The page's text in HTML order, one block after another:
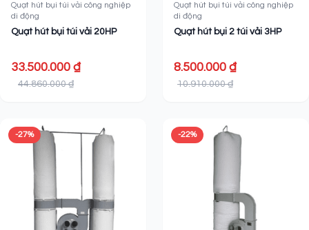
Quạt hút bụi túi vải công nghiệp
di động
Quạt hút bụi túi vải 20HP
33.500.000 ₫
44.860.000 ₫
Quạt hút bụi túi vải công nghiệp
di động
Quạt hút bụi 2 túi vải 3HP
8.500.000 ₫
10.910.000 ₫
-27% -22%